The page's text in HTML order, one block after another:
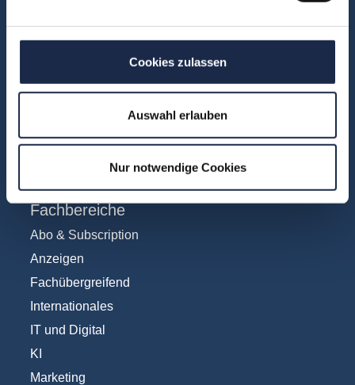
Cookies zulassen
Auswahl erlauben
Nur notwendige Cookies
Akademie
Teilnehmerstimmen
Kontakt
Fachbereiche
Abo & Subscription
Anzeigen
Fachübergreifend
Internationales
IT und Digital
KI
Marketing